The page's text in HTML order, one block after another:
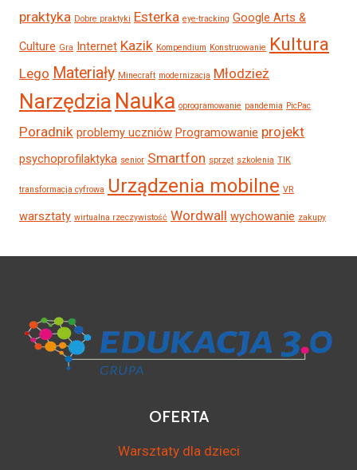
praktyka Dobre praktyki Esterka eye-tracking Google Arts &
Culture Gra Internet Kazik Kompendium Konstruowanie Kultura
Lego Materiały Minecraft modernizacja Młodzież
Narzędzia Nauka oprogramowanie pandemia PicPac
Poradnik problemy uczniów Programowanie projekt
psychoprofilaktyka senior Smartfon sprzęt szkolenia TIK
transformacja cyfrowa Urządzenia mobilne VR
warsztaty wirtualna rzeczywistość Wordwall wychowanie zakupy
OFERTA
Warsztaty dla dzieci